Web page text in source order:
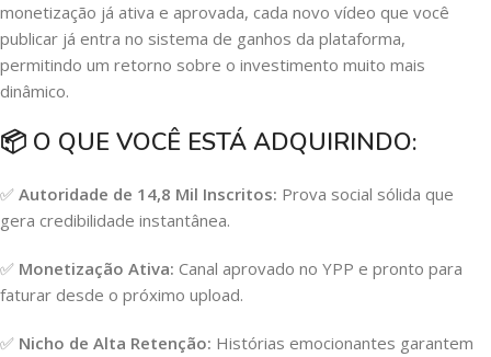
monetização já ativa e aprovada, cada novo vídeo que você
publicar já entra no sistema de ganhos da plataforma,
permitindo um retorno sobre o investimento muito mais
dinâmico.
📦 O QUE VOCÊ ESTÁ ADQUIRINDO:
✅ Autoridade de 14,8 Mil Inscritos: Prova social sólida que
gera credibilidade instantânea.
✅ Monetização Ativa: Canal aprovado no YPP e pronto para
faturar desde o próximo upload.
✅ Nicho de Alta Retenção: Histórias emocionantes garantem